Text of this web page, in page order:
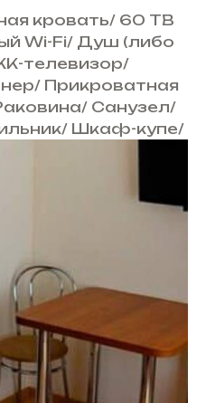
кровать/ 60 ТВ
Wi-Fi/ Душ (либо
телевизор/
/ Прикроватная
/ Санузел/
/ Шкаф-купе/